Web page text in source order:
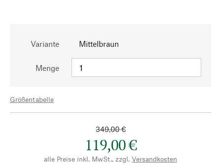
Variante Mittelbraun
Menge
Größentabelle
349,00 €
119,00 €
alle Preise inkl. MwSt., zzgl. Versandkosten